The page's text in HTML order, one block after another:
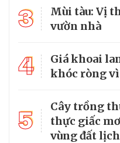
3
Mùi tàu: Vị
vườn nhà
4
Giá khoai
khóc ròng
5
Cây trồng
thực giấc
vùng đất